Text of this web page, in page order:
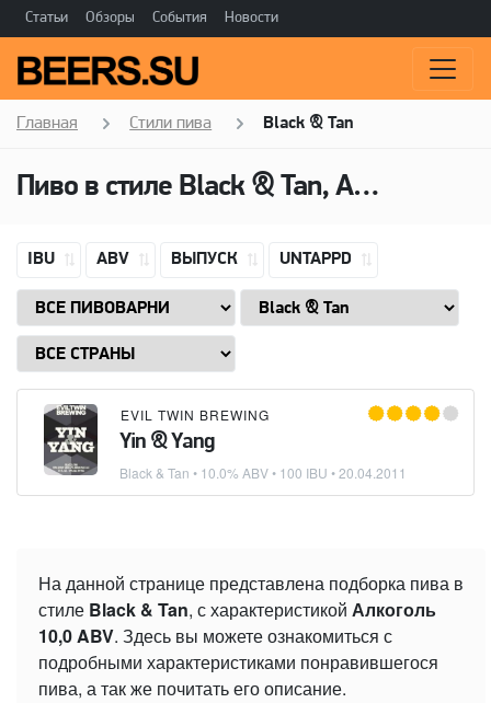
Статьи Обзоры События Новости
Главная Стили пива Black & Tan
Пиво в стиле Black & Tan, Алкоголь: 10,0 ABV
IBU ABV ВЫПУСК UNTAPPD
EVIL TWIN BREWING
Yin & Yang
Black & Tan • 10.0% ABV • 100 IBU •20.04.2011
На данной странице представлена подборка пива в
стиле Black & Tan, с характеристикой Алкоголь
10,0 ABV. Здесь вы можете ознакомиться с
подробными характеристиками понравившегося
пива, а так же почитать его описание.